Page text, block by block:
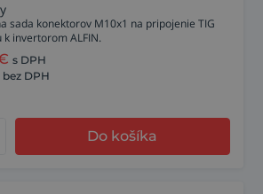
sada konektorov M10x1 na pripojenie TIG
k invertorom ALFIN.
s DPH
bez DPH
Do košíka